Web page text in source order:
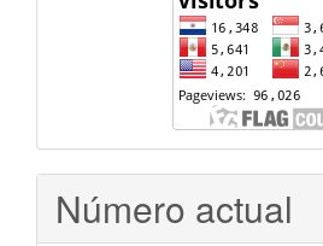
Número actual